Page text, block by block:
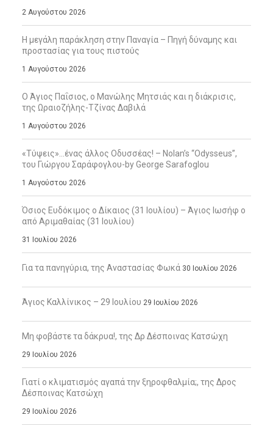
2 Αυγούστου 2026
Η μεγάλη παράκληση στην Παναγία – Πηγή δύναμης και
προστασίας για τους πιστούς
1 Αυγούστου 2026
Ο Άγιος Παΐσιος, ο Μανώλης Μητσιάς και η διάκρισις,
της Ωραιοζήλης-Τζίνας Δαβιλά
1 Αυγούστου 2026
«Τύψεις»…ένας άλλος Οδυσσέας! – Nolan’s “Odysseus”,
του Γιώργου Σαράφογλου-by George Sarafoglou
1 Αυγούστου 2026
Όσιος Ευδόκιμος ο Δίκαιος (31 Ιουλίου) – Άγιος Ιωσήφ ο
από Αριμαθαίας (31 Ιουλίου)
31 Ιουλίου 2026
Για τα πανηγύρια, της Αναστασίας Φωκά 30 Ιουλίου 2026
Άγιος Καλλίνικος – 29 Ιουλίου 29 Ιουλίου 2026
Μη φοβάστε τα δάκρυα!, της Δρ Δέσποινας Κατσώχη
29 Ιουλίου 2026
Γιατί ο κλιματισμός αγαπά την ξηροφθαλμία;, της Δρος
Δέσποινας Κατσώχη
29 Ιουλίου 2026